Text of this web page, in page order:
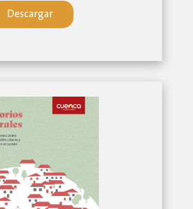
Descargar